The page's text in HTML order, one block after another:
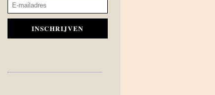
INSCHRIJVEN